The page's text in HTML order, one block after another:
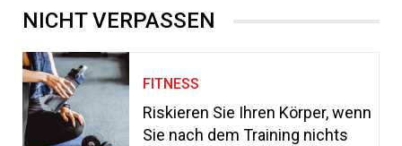
NICHT VERPASSEN
FITNESS
Riskieren Sie Ihren Körper, wenn
Sie nach dem Training nichts